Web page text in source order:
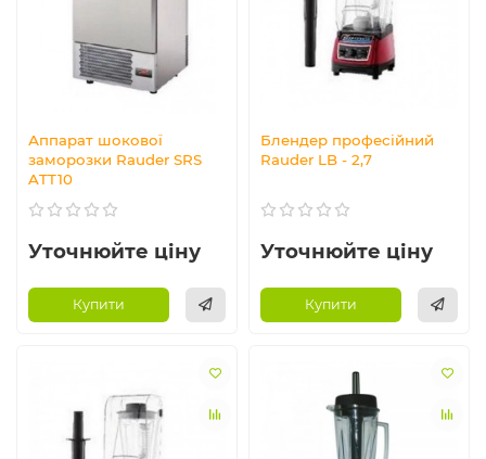
Аппарат шокової
заморозки Rauder SRS
ATT10
Уточнюйте ціну
Купити
Блендер професійний
Rauder LB - 2,7
Уточнюйте ціну
Купити